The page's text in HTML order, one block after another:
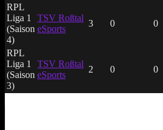
RPL
Liga 1
(Saison
4)
TSV Roßtal
eSports
3 0 0
RPL
Liga 1
(Saison
3)
TSV Roßtal
eSports
2 0 0